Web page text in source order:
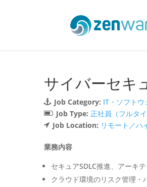
サイバーセキ
Job Category: IT・ソフトウ
Job Type: 正社員（フルタイ
Job Location: リモート／ハ
業務内容
セキュアSDLC推進、アーキテ
クラウド環境のリスク管理・